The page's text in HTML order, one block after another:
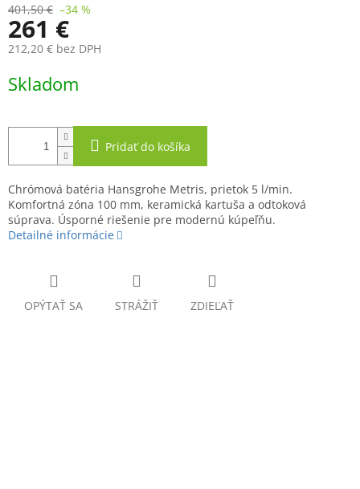
401,50 € –34 %
261 €
212,20 € bez DPH
cena:
Skladom
Pridať do košíka
Chrómová batéria Hansgrohe Metris, prietok 5 l/min.
Komfortná zóna 100 mm, keramická kartuša a odtoková
súprava. Úsporné riešenie pre modernú kúpeľňu.
Detailné informácie
OPÝTAŤ SA STRÁŽIŤ ZDIEĽAŤ